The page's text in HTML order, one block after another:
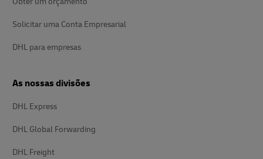
Solicitar uma Conta Empresarial
DHL para empresas
As nossas divisões
DHL Express
DHL Global Forwarding
DHL Freight